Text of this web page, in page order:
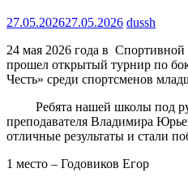
27.05.202627.05.2026 dussh
24 мая 2026 года в Спортивной
прошел открытый турнир по
Честь» среди спортсменов
Ребята нашей школы под
преподавателя Владимира
отличные результаты и стали
1 место – Годовиков Егор